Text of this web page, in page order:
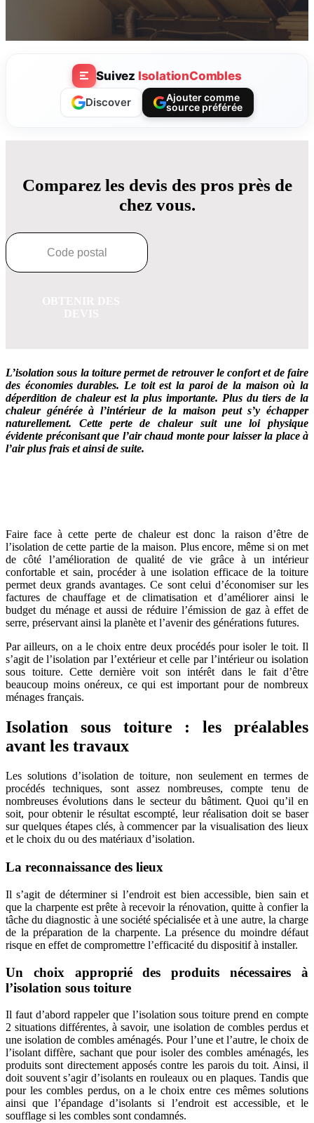
Suivez IsolationCombles
Discover
Ajouter comme
source préférée
Comparez les devis des pros près de
chez vous.
L’isolation sous la toiture permet de retrouver le confort et de faire
des économies durables. Le toit est la paroi de la maison où la
déperdition de chaleur est la plus importante. Plus du tiers de la
chaleur générée à l’intérieur de la maison peut s’y échapper
naturellement. Cette perte de chaleur suit une loi physique
évidente préconisant que l’air chaud monte pour laisser la place à
l’air plus frais et ainsi de suite.
Faire face à cette perte de chaleur est donc la raison d’être de
l’isolation de cette partie de la maison. Plus encore, même si on met
de côté l’amélioration de qualité de vie grâce à un intérieur
confortable et sain, procéder à une isolation efficace de la toiture
permet deux grands avantages. Ce sont celui d’économiser sur les
factures de chauffage et de climatisation et d’améliorer ainsi le
budget du ménage et aussi de réduire l’émission de gaz à effet de
serre, préservant ainsi la planète et l’avenir des générations futures.
Par ailleurs, on a le choix entre deux procédés pour isoler le toit. Il
s’agit de l’isolation par l’extérieur et celle par l’intérieur ou isolation
sous toiture. Cette dernière voit son intérêt dans le fait d’être
beaucoup moins onéreux, ce qui est important pour de nombreux
ménages français.
Isolation sous toiture : les préalables
avant les travaux
Les solutions d’isolation de toiture, non seulement en termes de
procédés techniques, sont assez nombreuses, compte tenu de
nombreuses évolutions dans le secteur du bâtiment. Quoi qu’il en
soit, pour obtenir le résultat escompté, leur réalisation doit se baser
sur quelques étapes clés, à commencer par la visualisation des lieux
et le choix du ou des matériaux d’isolation.
La reconnaissance des lieux
Il s’agit de déterminer si l’endroit est bien accessible, bien sain et
que la charpente est prête à recevoir la rénovation, quitte à confier la
tâche du diagnostic à une société spécialisée et à une autre, la charge
de la préparation de la charpente. La présence du moindre défaut
risque en effet de compromettre l’efficacité du dispositif à installer.
Un choix approprié des produits nécessaires à
l’isolation sous toiture
Il faut d’abord rappeler que l’isolation sous toiture prend en compte
2 situations différentes, à savoir, une isolation de combles perdus et
une isolation de combles aménagés. Pour l’une et l’autre, le choix de
l’isolant diffère, sachant que pour isoler des combles aménagés, les
produits sont directement apposés contre les parois du toit. Ainsi, il
doit souvent s’agir d’isolants en rouleaux ou en plaques. Tandis que
pour les combles perdus, on a le choix entre ces mêmes solutions
ainsi que l’épandage d’isolants si l’endroit est accessible, et le
soufflage si les combles sont condamnés.